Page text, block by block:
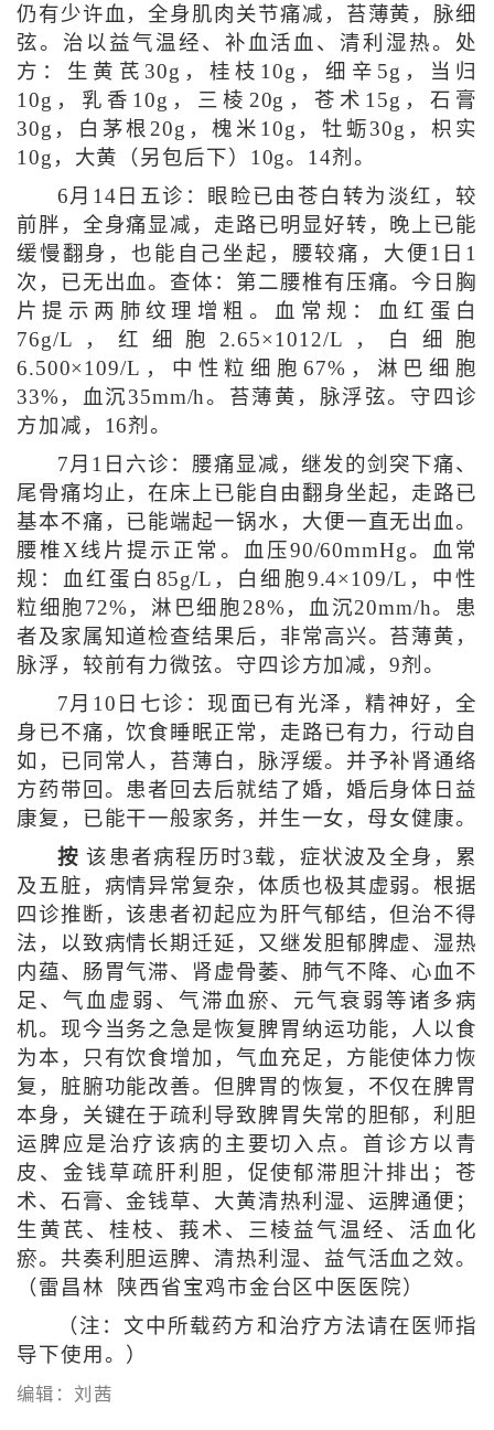
仍有少许血，全身肌肉关节痛减，苔薄黄，脉细
弦。治以益气温经、补血活血、清利湿热。处
方：生黄芪30g，桂枝10g，细辛5g，当归
10g，乳香10g，三棱20g，苍术15g，石膏
30g，白茅根20g，槐米10g，牡蛎30g，枳实
10g，大黄（另包后下）10g。14剂。
6月14日五诊：眼睑已由苍白转为淡红，较
前胖，全身痛显减，走路已明显好转，晚上已能
缓慢翻身，也能自己坐起，腰较痛，大便1日1
次，已无出血。查体：第二腰椎有压痛。今日胸
片提示两肺纹理增粗。血常规：血红蛋白
76g/L，红细胞2.65×1012/L，白细胞
6.500×109/L，中性粒细胞67%，淋巴细胞
33%，血沉35mm/h。苔薄黄，脉浮弦。守四诊
方加减，16剂。
7月1日六诊：腰痛显减，继发的剑突下痛、
尾骨痛均止，在床上已能自由翻身坐起，走路已
基本不痛，已能端起一锅水，大便一直无出血。
腰椎X线片提示正常。血压90/60mmHg。血常
规：血红蛋白85g/L，白细胞9.4×109/L，中性
粒细胞72%，淋巴细胞28%，血沉20mm/h。患
者及家属知道检查结果后，非常高兴。苔薄黄，
脉浮，较前有力微弦。守四诊方加减，9剂。
7月10日七诊：现面已有光泽，精神好，全
身已不痛，饮食睡眠正常，走路已有力，行动自
如，已同常人，苔薄白，脉浮缓。并予补肾通络
方药带回。患者回去后就结了婚，婚后身体日益
康复，已能干一般家务，并生一女，母女健康。
按 该患者病程历时3载，症状波及全身，累
及五脏，病情异常复杂，体质也极其虚弱。根据
四诊推断，该患者初起应为肝气郁结，但治不得
法，以致病情长期迁延，又继发胆郁脾虚、湿热
内蕴、肠胃气滞、肾虚骨萎、肺气不降、心血不
足、气血虚弱、气滞血瘀、元气衰弱等诸多病
机。现今当务之急是恢复脾胃纳运功能，人以食
为本，只有饮食增加，气血充足，方能使体力恢
复，脏腑功能改善。但脾胃的恢复，不仅在脾胃
本身，关键在于疏利导致脾胃失常的胆郁，利胆
运脾应是治疗该病的主要切入点。首诊方以青
皮、金钱草疏肝利胆，促使郁滞胆汁排出；苍
术、石膏、金钱草、大黄清热利湿、运脾通便；
生黄芪、桂枝、莪术、三棱益气温经、活血化
瘀。共奏利胆运脾、清热利湿、益气活血之效。
（雷昌林 陕西省宝鸡市金台区中医医院）
（注：文中所载药方和治疗方法请在医师指
导下使用。）
编辑：刘茜